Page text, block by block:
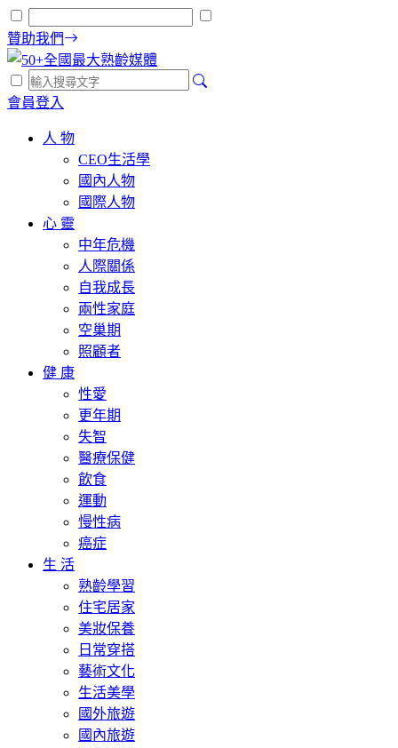
贊助我們
會員登入
人 物
CEO生活學
國內人物
國際人物
心 靈
中年危機
人際關係
自我成長
兩性家庭
空巢期
照顧者
健 康
性愛
更年期
失智
醫療保健
飲食
運動
慢性病
癌症
生 活
熟齡學習
住宅居家
美妝保養
日常穿搭
藝術文化
生活美學
國外旅遊
國內旅遊